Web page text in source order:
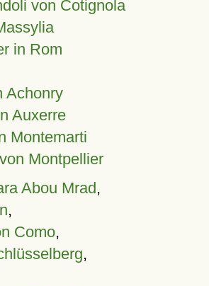
von Cotignola
in Rom
Achonry
Auxerre
Montemarti
Montpellier
Abou Mrad,
,
Como,
,